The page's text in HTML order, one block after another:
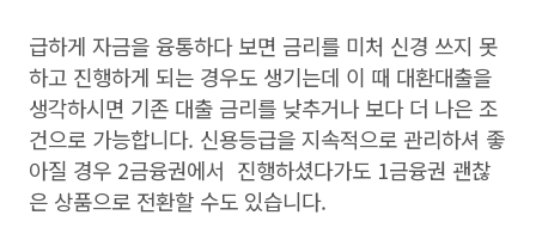
급하게 자금을 융통하다 보면 금리를 미처 신경 쓰지 못
하고 진행하게 되는 경우도 생기는데 이 때 대환대출을
생각하시면 기존 대출 금리를 낮추거나 보다 더 나은 조
건으로 가능합니다. 신용등급을 지속적으로 관리하셔 좋
아질 경우 2금융권에서 진행하셨다가도 1금융권 괜찮
은 상품으로 전환할 수도 있습니다.